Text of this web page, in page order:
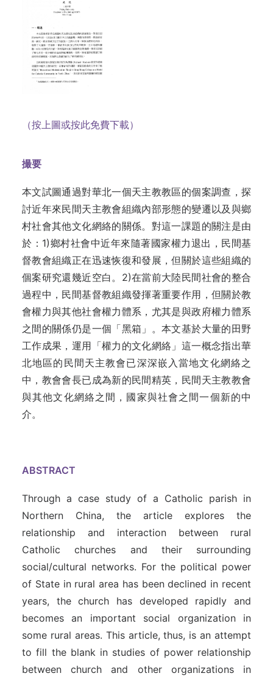
（按上圖或按此免費下載）
撮要
本文試圖通過對華北一個天主教教區的個案調查，探
討近年來民間天主教會組織內部形態的變遷以及與鄉
村社會其他文化網絡的關係。對這一課題的關注是由
於：1)鄉村社會中近年來隨著國家權力退出，民間基
督教會組織正在迅速恢復和發展，但關於這些組織的
個案研究還幾近空白。2)在當前大陸民間社會的整合
過程中，民間基督教組織發揮著重要作用，但關於教
會權力與其他社會權力體系，尤其是與政府權力體系
之間的關係仍是一個「黑箱」。本文基於大量的田野
工作成果，運用「權力的文化網絡」這一概念指出華
北地區的民間天主教會已深深嵌入當地文化網絡之
中，教會會長已成為新的民間精英，民間天主教教會
與其他文化網絡之間，國家與社會之間一個新的中
介。
ABSTRACT
Through a case study of a Catholic parish in
Northern China, the article explores the
relationship and interaction between rural
Catholic churches and their surrounding
social/cultural networks. For the political power
of State in rural area has been declined in recent
years, the church has developed rapidly and
becomes an important social organization in
some rural areas. This article, thus, is an attempt
to fill the blank in studies of power relationship
between church and other organizations in